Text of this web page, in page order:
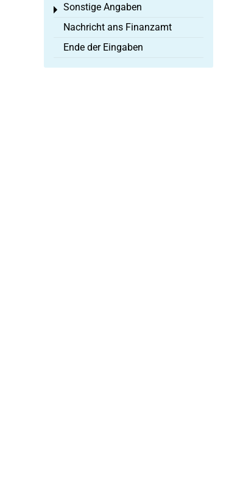
Sonstige Angaben
Toggle menu
Nachricht ans Finanzamt
Ende der Eingaben